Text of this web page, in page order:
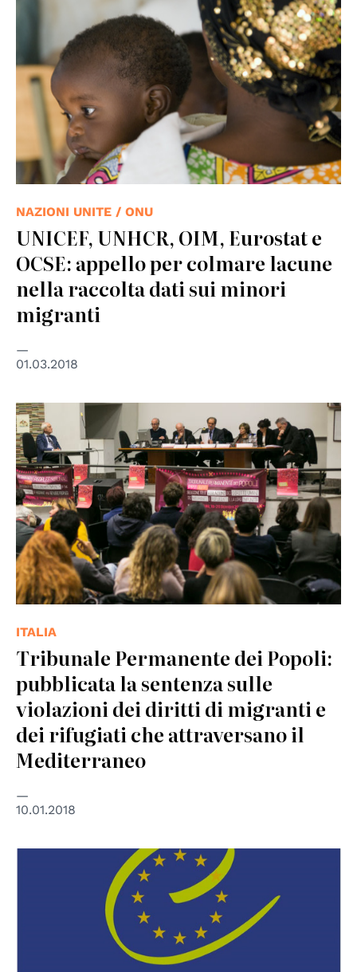
NAZIONI UNITE / ONU
UNICEF, UNHCR, OIM, Eurostat e
OCSE: appello per colmare lacune
nella raccolta dati sui minori
migranti
01.03.2018
© Tribunale dei popoli permanente
ITALIA
Tribunale Permanente dei Popoli:
pubblicata la sentenza sulle
violazioni dei diritti di migranti e
dei rifugiati che attraversano il
Mediterraneo
10.01.2018
© Consiglio d'Europa